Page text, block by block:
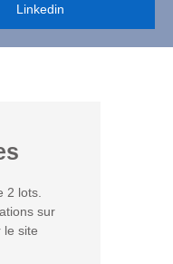
Linkedin
2 lots.
sur
le site